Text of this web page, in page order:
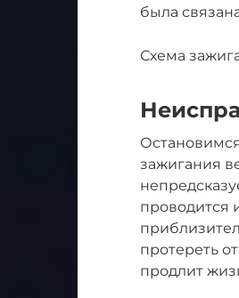
была
Схема
зажигания
проводится
протереть
продлит